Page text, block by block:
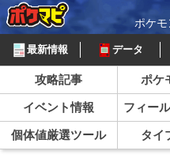
ポケ
最新情報 データ
攻略記事 ポケ
イベント情報
フィー
個体値厳選ツール
タイ